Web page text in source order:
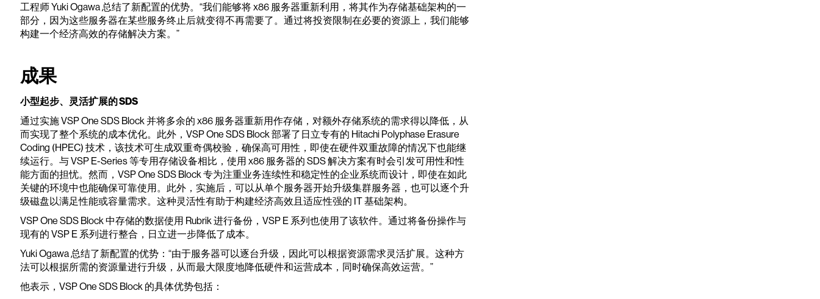
工程师 Yuki Ogawa 总结了新配置的优势。“我们能够将 x86 服务器重新利用，将其作为存储基础架构的一
部分，因为这些服务器在某些服务终止后就变得不再需要了。通过将投资限制在必要的资源上，我们能够
构建一个经济高效的存储解决方案。”
成果
小型起步、灵活扩展的 SDS
通过实施 VSP One SDS Block 并将多余的 x86 服务器重新用作存储，对额外存储系统的需求得以降低，从
而实现了整个系统的成本优化。此外，VSP One SDS Block 部署了日立专有的 Hitachi Polyphase Erasure
Coding (HPEC) 技术，该技术可生成双重奇偶校验，确保高可用性，即使在硬件双重故障的情况下也能继
续运行。与 VSP E-Series 等专用存储设备相比，使用 x86 服务器的 SDS 解决方案有时会引发可用性和性
能方面的担忧。然而，VSP One SDS Block 专为注重业务连续性和稳定性的企业系统而设计，即使在如此
关键的环境中也能确保可靠使用。此外，实施后，可以从单个服务器开始升级集群服务器，也可以逐个升
级磁盘以满足性能或容量需求。这种灵活性有助于构建经济高效且适应性强的 IT 基础架构。
VSP One SDS Block 中存储的数据使用 Rubrik 进行备份，VSP E 系列也使用了该软件。通过将备份操作与
现有的 VSP E 系列进行整合，日立进一步降低了成本。
Yuki Ogawa 总结了新配置的优势：“由于服务器可以逐台升级，因此可以根据资源需求灵活扩展。这种方
法可以根据所需的资源量进行升级，从而最大限度地降低硬件和运营成本，同时确保高效运营。”
他表示，VSP One SDS Block 的具体优势包括：